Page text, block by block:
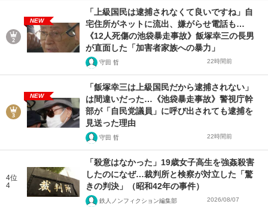
NEW
「上級国民は逮捕されなくて良いですね」自
宅住所がネットに流出、嫌がらせ電話も…
《12人死傷の池袋暴走事故》飯塚幸三の長男
が直面した「加害者家族への暴力」
守田 哲 22時間前
NEW
「飯塚幸三は上級国民だから逮捕されない」
は間違いだった…《池袋暴走事故》警視庁幹
部が「自民党議員」に呼び出されても逮捕を
見送った理由
守田 哲 22時間前
4位
4
「殺意はなかった」19歳女子高生を強姦殺害
したのになぜ…裁判所と検察が対立した「驚
きの判決」（昭和42年の事件）
鉄人ノンフィクション編集部 2026/08/07